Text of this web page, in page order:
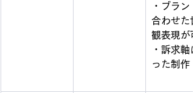
・ブラン
合わせた
観表現が
・訴求軸
った制作